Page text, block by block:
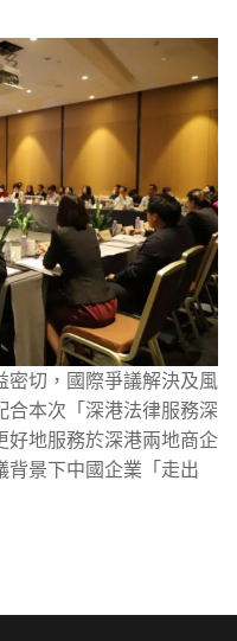
密切，國際爭議解決及風
合本次「深港法律服務深
好地服務於深港兩地商企
背景下中國企業「走出